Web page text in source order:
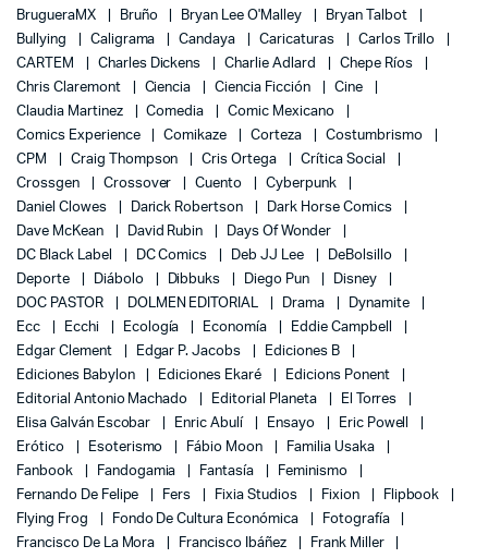
BrugueraMX
Bruño Bryan Lee O'Malley
Bryan Talbot
Bullying
Caligrama Candaya Caricaturas
Carlos Trillo
CARTEM
Charles Dickens Charlie Adlard
Chepe Ríos
Chris Claremont
Ciencia Ciencia Ficción
Cine
Claudia Martinez
Comedia
Comic Mexicano
Comics Experience
Comikaze Corteza
Costumbrismo
CPM
Craig Thompson Cris Ortega
Crítica Social
Crossgen
Crossover Cuento
Cyberpunk
Daniel Clowes
Darick Robertson
Dark Horse Comics
Dave McKean
David Rubin
Days Of Wonder
DC Black Label
DC Comics Deb JJ Lee
DeBolsillo
Deporte
Diábolo Dibbuks Diego Pun
Disney
DOC PASTOR
DOLMEN EDITORIAL Drama
Dynamite
Ecc
Ecchi Ecología Economía
Eddie Campbell
Edgar Clement
Edgar P. Jacobs
Ediciones B
Ediciones Babylon
Ediciones Ekaré
Edicions Ponent
Editorial Antonio Machado
Editorial Planeta
El Torres
Elisa Galván Escobar
Enric Abulí Ensayo
Eric Powell
Erótico
Esoterismo Fábio Moon
Familia Usaka
Fanbook
Fandogamia Fantasía
Feminismo
Fernando De Felipe
Fers Fixia Studios Fixion
Flipbook
Flying Frog
Fondo De Cultura Económica
Fotografía
Francisco De La Mora
Francisco Ibáñez
Frank Miller